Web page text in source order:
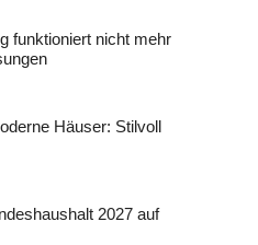
funktioniert nicht mehr
Häuser: Stilvoll
2027 auf